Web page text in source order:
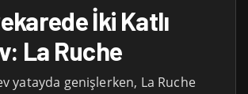
İki Katlı
La Ruche
yatayda genişlerken, La Ruche